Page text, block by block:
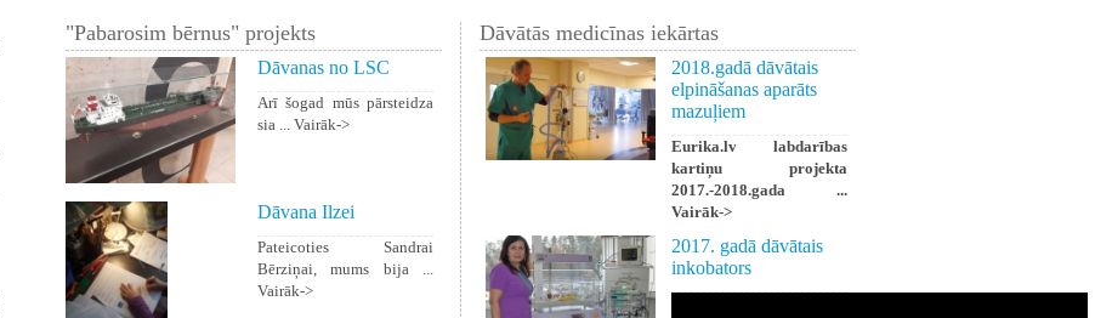
"Pabarosim bērnus" projekts
Dāvanas no LSC
Arī šogad mūs pārsteidza
sia ... Vairāk->
Dāvana Ilzei
Pateicoties Sandrai
Bērziņai, mums bija ...
Vairāk->
Dāvātās medicīnas iekārtas
2018.gadā dāvātais
elpināšanas aparāts
mazuļiem
Eurika.lv labdarības
kartiņu projekta
2017.-2018.gada ...
Vairāk->
2017. gadā dāvātais
inkobators